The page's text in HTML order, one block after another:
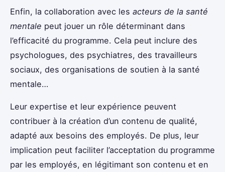
Enfin, la collaboration avec les acteurs de la santé
mentale peut jouer un rôle déterminant dans
l’efficacité du programme. Cela peut inclure des
psychologues, des psychiatres, des travailleurs
sociaux, des organisations de soutien à la santé
mentale…
Leur expertise et leur expérience peuvent
contribuer à la création d’un contenu de qualité,
adapté aux besoins des employés. De plus, leur
implication peut faciliter l’acceptation du programme
par les employés, en légitimant son contenu et en